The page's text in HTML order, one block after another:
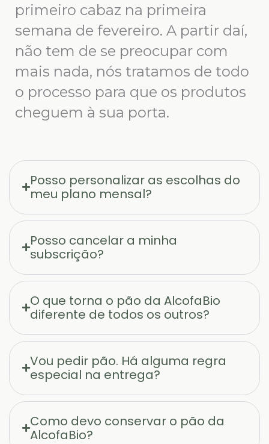
primeiro cabaz na primeira
semana de fevereiro. A partir daí,
não tem de se preocupar com
mais nada, nós tratamos de todo
o processo para que os produtos
cheguem à sua porta.
Posso personalizar as escolhas do
meu plano mensal?
Posso cancelar a minha
subscrição?
O que torna o pão da AlcofaBio
diferente de todos os outros?
Vou pedir pão. Há alguma regra
especial na entrega?
Como devo conservar o pão da
AlcofaBio?